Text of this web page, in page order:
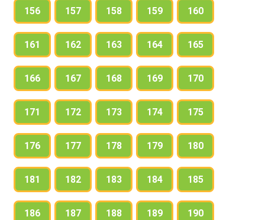
156 157 158 159 160
161 162 163 164 165
166 167 168 169 170
171 172 173 174 175
176 177 178 179 180
181 182 183 184 185
186 187 188 189 190